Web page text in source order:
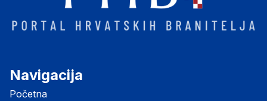
Navigacija
Početna